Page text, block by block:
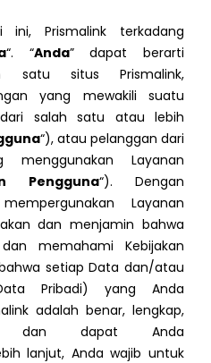
ini, Prismalink terkadang
“. “Anda” dapat berarti
satu situs Prismalink,
yang mewakili suatu
salah satu atau lebih
“), atau pelanggan dari
Layanan
Pengguna“). Dengan
Layanan
dan menjamin bahwa
memahami Kebijakan
setiap Data dan/atau
Pribadi) yang Anda
adalah benar, lengkap,
dan dapat Anda
lanjut, Anda wajib untuk